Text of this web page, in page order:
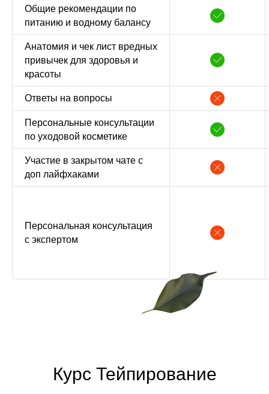
Общие рекомендации по
питанию и водному балансу
Анатомия и чек лист вредных
привычек для здоровья и
красоты
Ответы на вопросы
Персональные консультации
по уходовой косметике
Участие в закрытом чате с
доп лайфхаками
Персональная консультация
с экспертом
Курс Тейпирование